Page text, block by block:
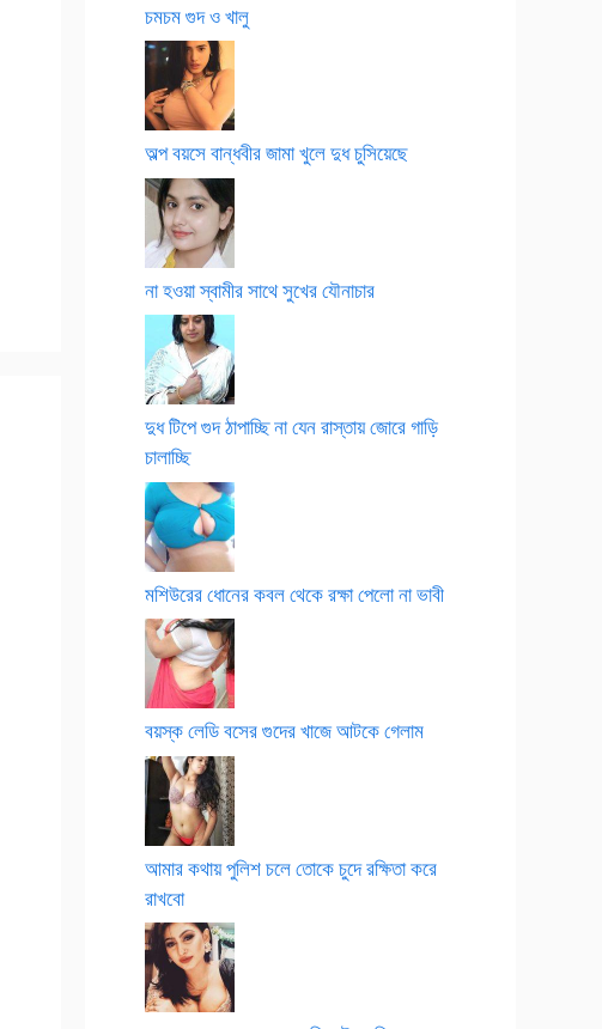
চমচম গুদ ও খালু
অল্প বয়সে বান্ধবীর জামা খুলে দুধ চুসিয়েছে
না হওয়া স্বামীর সাথে সুখের যৌনাচার
দুধ টিপে গুদ ঠাপাচ্ছি না যেন রাস্তায় জোরে গাড়ি
চালাচ্ছি
মশিউরের ধোনের কবল থেকে রক্ষা পেলো না ভাবী
বয়স্ক লেডি বসের গুদের খাজে আটকে গেলাম
আমার কথায় পুলিশ চলে তোকে চুদে রক্ষিতা করে
রাখবো